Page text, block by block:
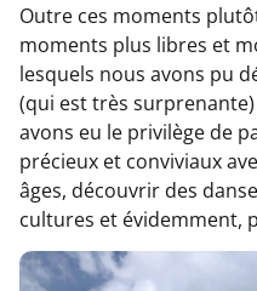
Outre ces moments
moments plus libres et
lesquels nous avons pu
(qui est très
avons eu le privilège de
précieux et conviviaux
âges, découvrir des
cultures et évidemment,